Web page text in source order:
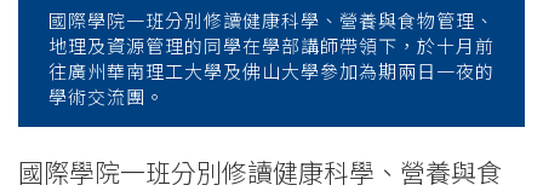
College
News
國際學院一班分別修讀健康科學、營養與食物管理、
地理及資源管理的同學在學部講師帶領下，於十月前
往廣州華南理工大學及佛山大學參加為期兩日一夜的
學術交流團。
國際學院一班分別修讀健康科學、營養與食